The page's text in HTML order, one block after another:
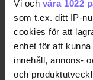
Vi och våra 1022
som t.ex. ditt IP-
cookies för att
enhet för att
innehåll, annons-
och